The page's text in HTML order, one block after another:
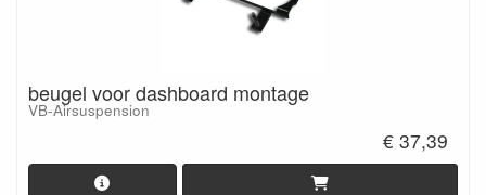
beugel voor dashboard montage
VB-Airsuspension
€ 37,39